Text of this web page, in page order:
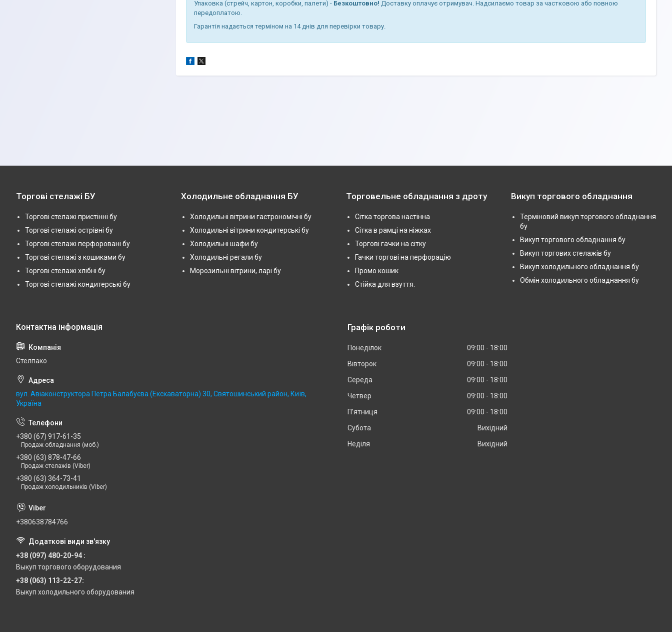
Упаковка (стрейч, картон, коробки, палети) - Безкоштовно! Доставку оплачує отримувач. Надсилаємо товар за частковою або повною
передоплатою.
Гарантія надається терміном на 14 днів для перевірки товару.
Торгові стелажі БУ
Торгові стелажі пристінні бу
Торгові стелажі острівні бу
Торгові стелажі перфоровані бу
Торгові стелажі з кошиками бу
Торгові стелажі хлібні бу
Торгові стелажі кондитерські бу
Холодильне обладнання БУ
Холодильні вітрини гастрономічні бу
Холодильні вітрини кондитерські бу
Холодильні шафи бу
Холодильні регали бу
Морозильні вітрини, ларі бу
Торговельне обладнання з дроту
Сітка торгова настінна
Сітка в рамці на ніжках
Торгові гачки на сітку
Гачки торгові на перфорацію
Промо кошик
Стійка для взуття.
Викуп торгового обладнання
Терміновий викуп торгового обладнання
бу
Викуп торгового обладнання бу
Викуп торгових стелажів бу
Викуп холодильного обладнання бу
Обмін холодильного обладнання бу
Стелпако
вул. Авіаконструктора Петра Балабуєва (Екскаваторна) 30, Святошинський район, Київ,
Україна
+380 (67) 917-61-35
Продаж обладнання (моб.)
+380 (63) 878-47-66
Продаж стелажів (Viber)
+380 (63) 364-73-41
Продаж холодильників (Viber)
+380638784766
+38 (097) 480-20-94
Выкуп торгового оборудования
+38 (063) 113-22-27
Выкуп холодильного оборудования
Графік роботи
Понеділок 09:00
18:00
Вівторок
09:00
18:00
Середа
09:00
18:00
Четвер
09:00
18:00
Пʼятниця
09:00
18:00
Субота
Вихідний
Неділя
Вихідний